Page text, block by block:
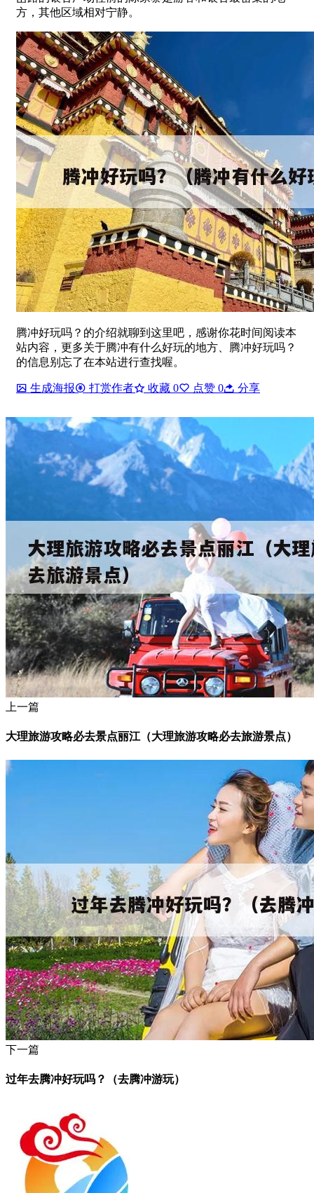
方，其他区域相对宁静。
腾冲好玩吗？的介绍就聊到这里吧，感谢你花时间阅读本
站内容，更多关于腾冲有什么好玩的地方、腾冲好玩吗？
的信息别忘了在本站进行查找喔。
生成海报 打赏作者 收藏 0 点赞 0 分享
上一篇
大理旅游攻略必去景点丽江（大理旅游攻略必去旅游景点）
下一篇
过年去腾冲好玩吗？（去腾冲游玩）